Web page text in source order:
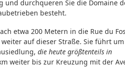
und durchqueren Sie die Domaine
besteht.
etwa 200 Metern in die Rue du
auf dieser Straße. Sie führt
die heute größtenteils in
weiter bis zur Kreuzung mit der